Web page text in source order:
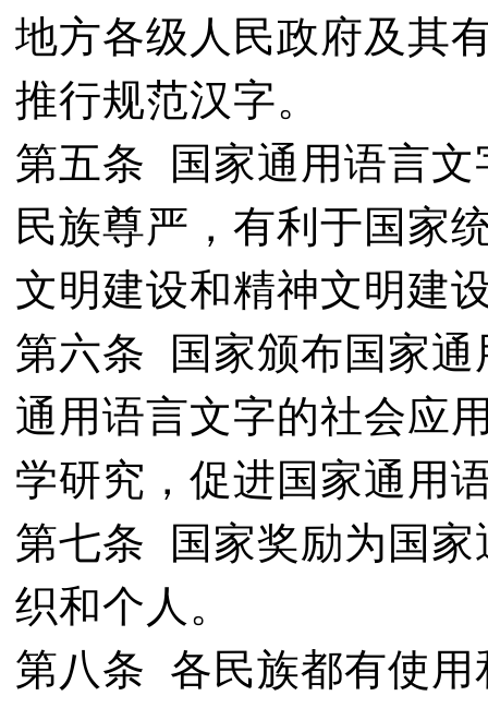
地方各级人民政府及其
推行规范汉字。
第五条 国家通用语言文
民族尊严，有利于国家
文明建设和精神文明建
第六条 国家颁布国家通
通用语言文字的社会应
学研究，促进国家通用
第七条 国家奖励为国家
织和个人。
第八条 各民族都有使